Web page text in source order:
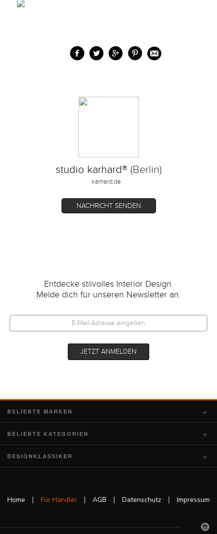
studio karhard® (Berlin)
karhard.de
NACHRICHT SENDEN
Entdecke stilvolles Interior Design.
Melde dich für unseren Newsletter an.
BELIEBTE MARKEN
BELIEBTE KATEGORIEN
DESIGNKLASSIKER
Home | Für Händler | AGB | Datenschutz | Impressum